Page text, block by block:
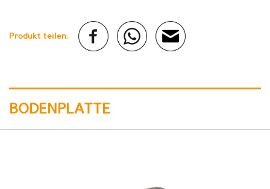
Produkt teilen:
BODENPLATTE